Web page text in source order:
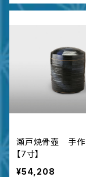
瀬戸焼骨壺 手作
【7寸】
¥54,208